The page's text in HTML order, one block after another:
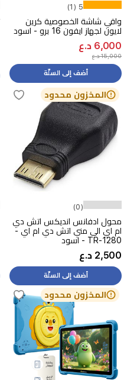
5 (1)
واقي شاشة الخصوصية كرين
لايون لجهاز ايفون 16 برو - اسود
6,000 د.ع
15,000 د.ع
أضف إلى السلّة
المخزون محدود
(0)
محول ادفانس انديكس اتش دي
ام اي الى مني اتش دي ام اي -
TR-1280 - اسود
2,500 د.ع
أضف إلى السلّة
المخزون محدود